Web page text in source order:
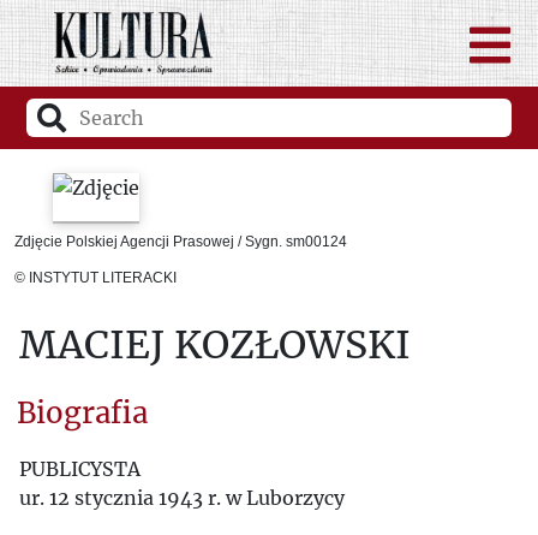
Zdjęcie Polskiej Agencji Prasowej / Sygn. sm00124
© INSTYTUT LITERACKI
MACIEJ KOZŁOWSKI
Biografia
PUBLICYSTA
ur. 12 stycznia 1943 r. w Luborzycy